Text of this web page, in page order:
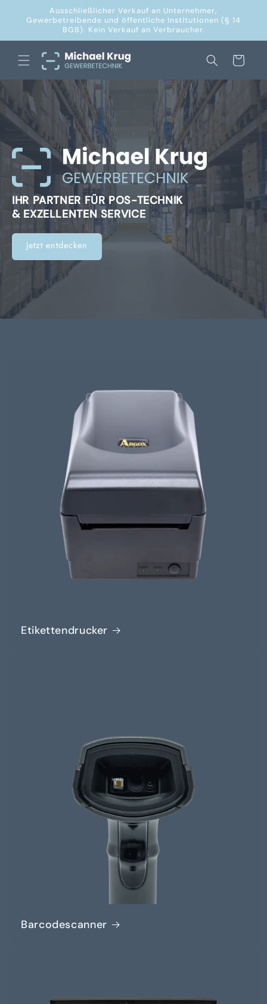
Inhalt
Ausschließlicher Verkauf an Unternehmer,
Gewerbetreibende und öffentliche Institutionen (§ 14
BGB). Kein Verkauf an Verbraucher.
Warenkorb
IHR PARTNER FÜR POS-TECHNIK
& EXZELLENTEN SERVICE
Jetzt entdecken
Etikettendrucker
Barcodescanner